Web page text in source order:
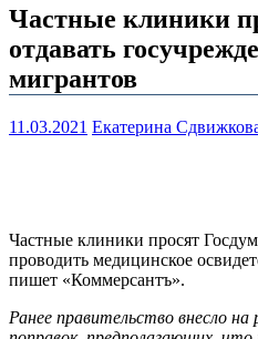
Частные клиники
отдавать
мигрантов
11.03.2021 Екатерина
Частные клиники просят
проводить медицинское
пишет «Коммерсантъ».
Ранее правительство внесло